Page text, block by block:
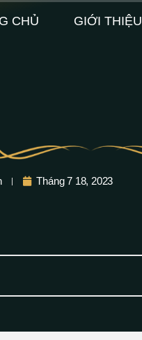
CHỦ GIỚI THIỆU
Tháng 7 18, 2023